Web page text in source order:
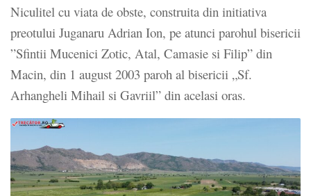
Niculitel cu viata de obste, construita din initiativa
preotului Juganaru Adrian Ion, pe atunci parohul bisericii
”Sfintii Mucenici Zotic, Atal, Camasie si Filip” din
Macin, din 1 august 2003 paroh al bisericii „Sf.
Arhangheli Mihail si Gavriil” din acelasi oras.